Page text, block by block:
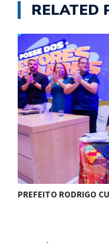
RELATED
PREFEITO RODRIGO